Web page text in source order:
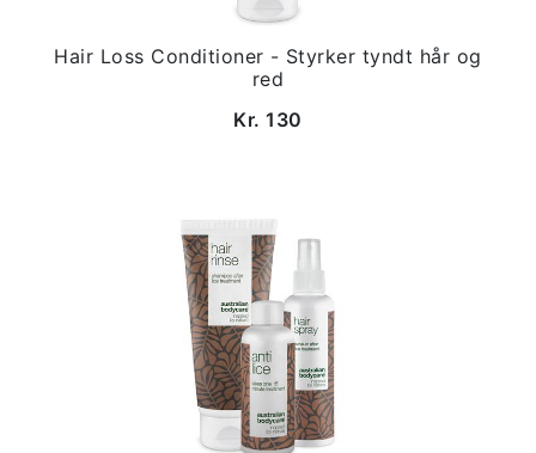
Hair Loss Conditioner - Styrker tyndt hår og
red
Kr. 130